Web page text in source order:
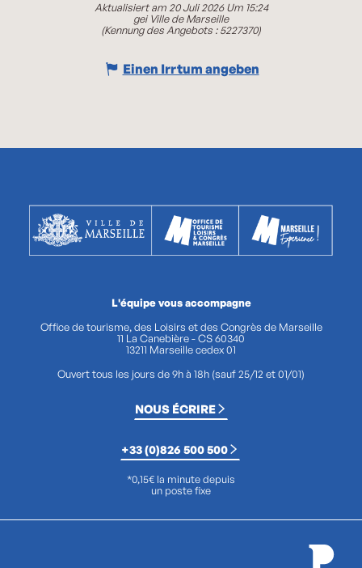
Aktualisiert am 20 Juli 2026 Um 15:24
gei Ville de Marseille
(Kennung des Angebots :5227370)
Einen Irrtum angeben
L'équipe vous accompagne
Office de tourisme, des Loisirs et des Congrès de Marseille
11 La Canebière - CS 60340
13211 Marseille cedex 01
Ouvert tous les jours de 9h à 18h (sauf 25/12 et 01/01)
NOUS ÉCRIRE
+33 (0)826 500 500
*0,15€ la minute depuis
un poste fixe